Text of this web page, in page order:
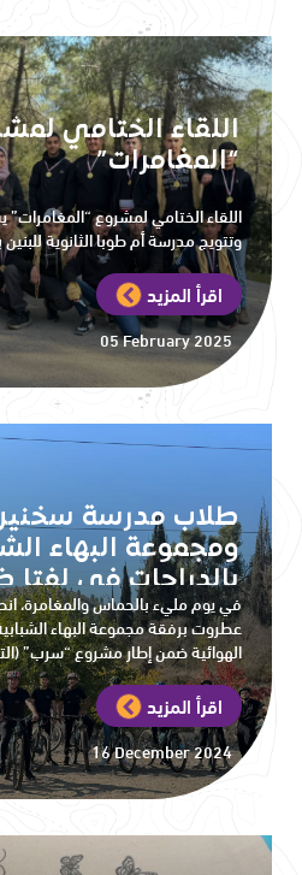
اللقاء الختامي
“المغامرات”
اللقاء الختامي لمشروع
وتتويج مدرسة أم طوبا الثانوية
اقرأ المزيد
05 February 2025
طلاب مدرسة
ومجموعة البهاء
بالدراجات في
“سرب”
في يوم مليء بالحماس والمغامرة،
عطروت برفقة مجموعة البهاء
الهوائية ضمن إطار مشروع “سرب”
اقرأ المزيد
16 December 2024